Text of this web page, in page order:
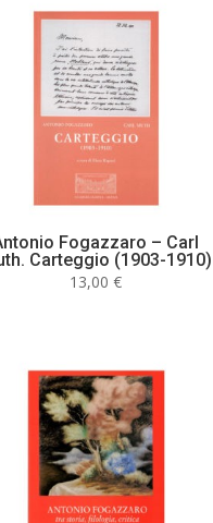
Fogazzaro – Carl
Carteggio (1903-1910)
13,00€